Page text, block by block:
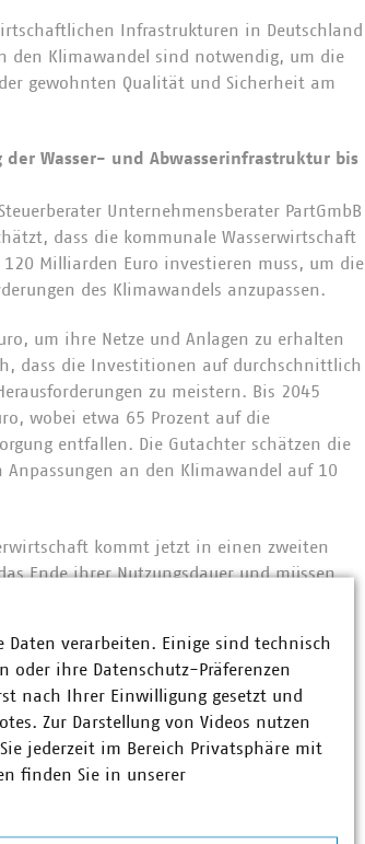
Infrastrukturen in Deutschland
den Klimawandel sind notwendig, um die
gewohnten Qualität und Sicherheit am
Wasser- und Abwasserinfrastruktur bis
Unternehmensberater PartGmbB
dass die kommunale Wasserwirtschaft
Milliarden Euro investieren muss, um die
des Klimawandels anzupassen.
um ihre Netze und Anlagen zu erhalten
dass die Investitionen auf durchschnittlich
zu meistern. Bis 2045
wobei etwa 65 Prozent auf die
entfallen. Die Gutachter schätzen die
an den Klimawandel auf 10
kommt jetzt in einen zweiten
Ende ihrer Nutzungsdauer und müssen
werden. Die Wasserwirtschaft plant
muss sie gleichzeitig die
und die Infrastrukturen für länger
anpassen. Beides geht Hand in Hand und
Daten verarbeiten. Einige sind technisch
oder ihre Datenschutz-Präferenzen
nach Ihrer Einwilligung gesetzt und
Zur Darstellung von Videos nutzen
jederzeit im Bereich Privatsphäre mit
finden Sie in unserer